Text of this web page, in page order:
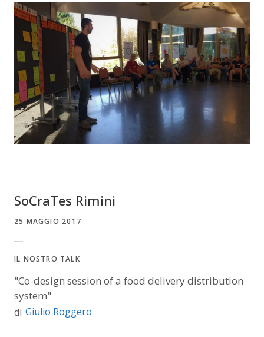
SoCraTes Rimini
25 MAGGIO 2017
IL NOSTRO TALK
"Co-design session of a food delivery distribution
system"
di Giulio Roggero